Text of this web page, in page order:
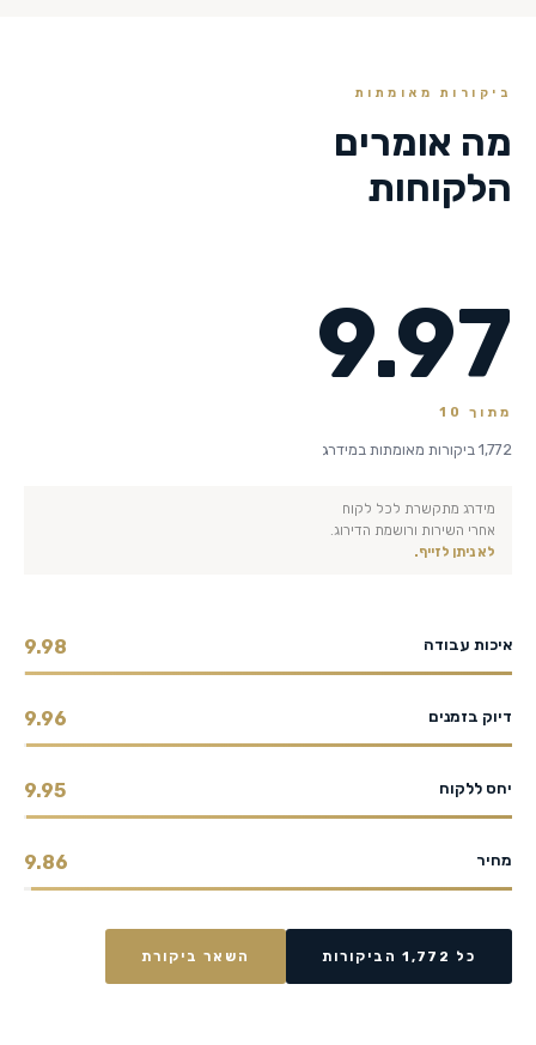
ביקורות מאומתות
מה אומרים
הלקוחות
9.97
מתוך 10
1,772 ביקורות מאומתות במידרג
מידרג מתקשרת לכל לקוח
אחרי השירות ורושמת הדירוג.
לא ניתן לזייף.
איכות עבודה 9.98
דיוק בזמנים 9.96
יחס ללקוח 9.95
מחיר 9.86
כל 1,772 הביקורות השאר ביקורת